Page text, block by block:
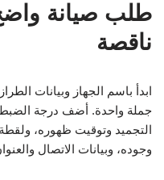
طلب صيانة
ناقصة
ابدأ باسم الجهاز وبيانات
جملة واحدة. أضف درجة
التجميد وتوقيت ظهوره، ولقطة
وجوده، وبيانات الاتصال